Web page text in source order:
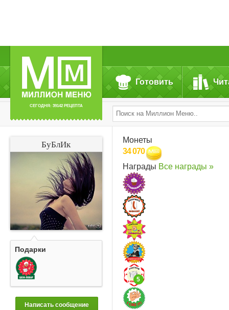
СЕГОДНЯ: 39142 РЕЦЕПТА
Готовить
БуБлИк
Подарки
Написать сообщение
Монеты
34 070
Награды Все награды »
5